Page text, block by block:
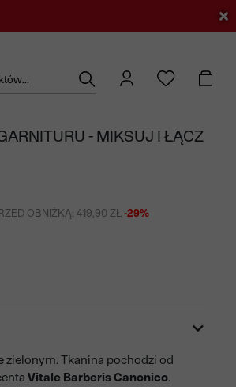
- MIKSUJ I ŁĄCZ
OBNIŻKĄ: 419,90 ZŁ -29%
zielonym. Tkanina pochodzi od
Vitale Barberis Canonico.